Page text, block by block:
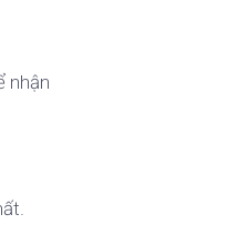
nhận